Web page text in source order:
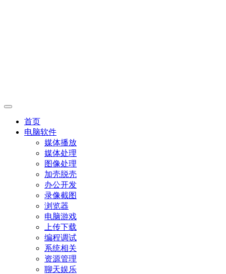
首页
电脑软件
媒体播放
媒体处理
图像处理
加壳脱壳
办公开发
录像截图
浏览器
电脑游戏
上传下载
编程调试
系统相关
资源管理
聊天娱乐